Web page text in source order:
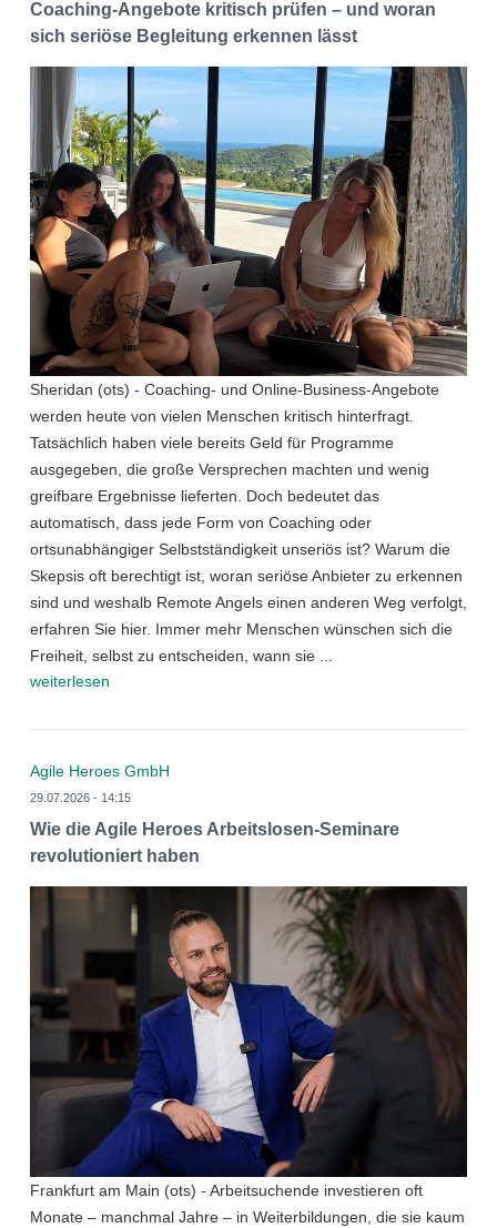
Coaching-Angebote kritisch prüfen – und woran
sich seriöse Begleitung erkennen lässt
Sheridan (ots) - Coaching- und Online-Business-Angebote
werden heute von vielen Menschen kritisch hinterfragt.
Tatsächlich haben viele bereits Geld für Programme
ausgegeben, die große Versprechen machten und wenig
greifbare Ergebnisse lieferten. Doch bedeutet das
automatisch, dass jede Form von Coaching oder
ortsunabhängiger Selbstständigkeit unseriös ist? Warum die
Skepsis oft berechtigt ist, woran seriöse Anbieter zu erkennen
sind und weshalb Remote Angels einen anderen Weg verfolgt,
erfahren Sie hier. Immer mehr Menschen wünschen sich die
Freiheit, selbst zu entscheiden, wann sie ...
weiterlesen
Agile Heroes GmbH
29.07.2026 - 14:15
Wie die Agile Heroes Arbeitslosen-Seminare
revolutioniert haben
Frankfurt am Main (ots) - Arbeitsuchende investieren oft
Monate – manchmal Jahre – in Weiterbildungen, die sie kaum